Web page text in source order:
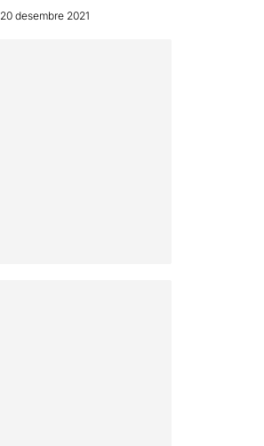
20 desembre 2021